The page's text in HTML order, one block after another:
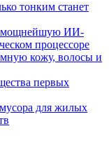
тонким станет
- мощнейшую ИИ-
процессоре
кожу, волосы и
первых
для жилых